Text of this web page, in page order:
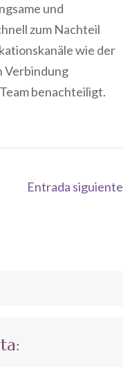
und
zum Nachteil
wie der
Verbindung
benachteiligt.
Entrada siguiente